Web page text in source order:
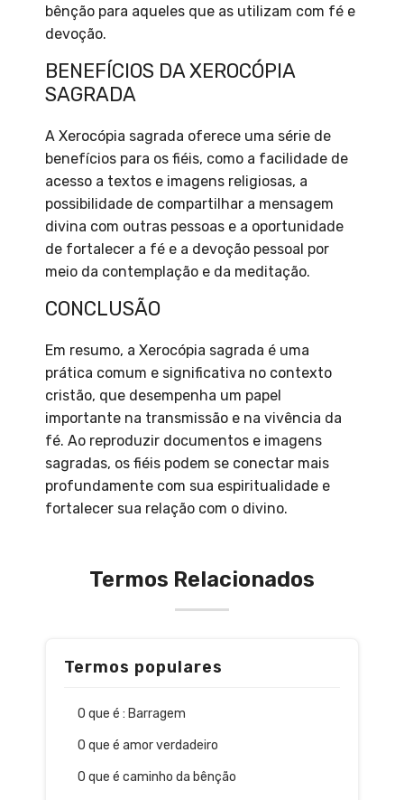
bênção para aqueles que as utilizam com fé e
devoção.
BENEFÍCIOS DA XEROCÓPIA
SAGRADA
A Xerocópia sagrada oferece uma série de
benefícios para os fiéis, como a facilidade de
acesso a textos e imagens religiosas, a
possibilidade de compartilhar a mensagem
divina com outras pessoas e a oportunidade
de fortalecer a fé e a devoção pessoal por
meio da contemplação e da meditação.
CONCLUSÃO
Em resumo, a Xerocópia sagrada é uma
prática comum e significativa no contexto
cristão, que desempenha um papel
importante na transmissão e na vivência da
fé. Ao reproduzir documentos e imagens
sagradas, os fiéis podem se conectar mais
profundamente com sua espiritualidade e
fortalecer sua relação com o divino.
Termos Relacionados
Termos populares
O que é : Barragem
O que é amor verdadeiro
O que é caminho da bênção